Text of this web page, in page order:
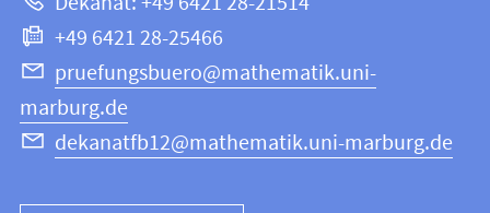
Informatik
+49 6421 28-25466
pruefungsbuero@mathematik.uni-
marburg.de
dekanatfb12@mathematik.uni-marburg.de